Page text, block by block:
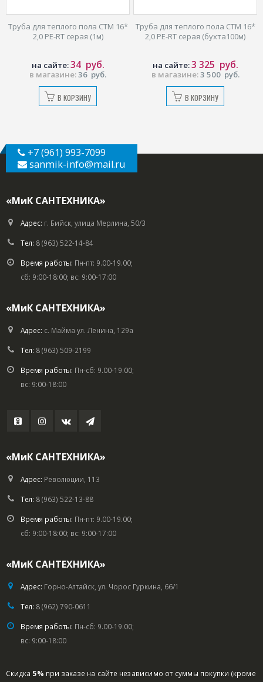
пола CTM 16*
серая (1м)
36руб.
руб.
Труба для теплого пола CTM 16*
2,0 PE-RT серая (бухта100м)
в магазине: 3 500руб.
на сайте: 3 325руб.
Труба
в
на
+7 (961) 993-7099
sanmik-info@mail.ru
«МиК САНТЕХНИКА»
Адрес: г. Бийск, улица Мерлина, 50/3
Тел: 8 (963) 522-14-84
Время работы: Пн-пт: 9.00-19.00;
сб: 9:00-18:00; вс: 9:00-17:00
«МиК САНТЕХНИКА»
Адрес: с. Майма ул. Ленина, 129а
Тел: 8 (963) 509-2199
Время работы: Пн-сб: 9.00-19.00;
вс: 9:00-18:00
«МиК САНТЕХНИКА»
Адрес: Революции, 113
Тел: 8 (963) 522-13-88
Время работы: Пн-пт: 9.00-19.00;
сб: 9:00-18:00; вс: 9:00-17:00
«МиК САНТЕХНИКА»
Адрес: Горно-Алтайск, ул. Чорос Гуркина, 66/1
Тел: 8 (962) 790-0611
Время работы: Пн-сб: 9.00-19.00;
вс: 9:00-18:00
Скидка 5% при заказе на сайте независимо от суммы покупки (кроме